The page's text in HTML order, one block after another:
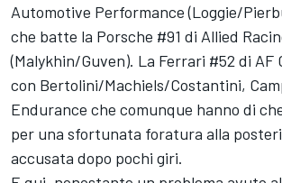
Automotive Performance (Loggie/
che batte la Porsche #91 di Allied
(Malykhin/Guven). La Ferrari #52 di AF
con Bertolini/Machiels/Costantini,
Endurance che comunque hanno di
per una sfortunata foratura alla
accusata dopo pochi giri.